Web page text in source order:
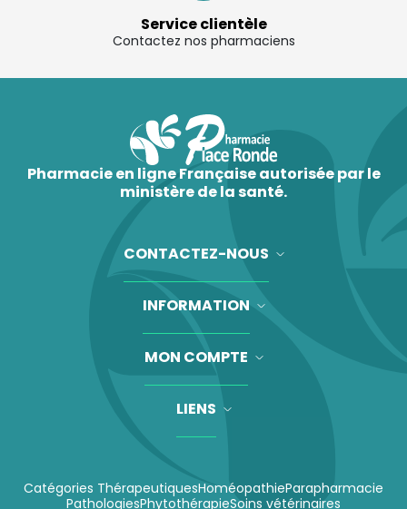
Service clientèle
Contactez nos pharmaciens
Pharmacie en ligne Française autorisée par le
ministère de la santé.
CONTACTEZ-NOUS
INFORMATION
MON COMPTE
LIENS
Catégories ThérapeutiquesHoméopathieParapharmacie
PathologiesPhytothérapieSoins vétérinaires